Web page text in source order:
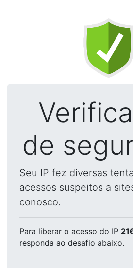
de
Seu IP fez diversas
acessos suspeitos a
conosco.
Para liberar o acesso do IP
responda ao desafio abaixo.